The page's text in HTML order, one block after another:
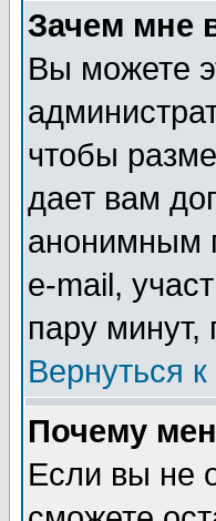
Зачем мне
Вы можете
чтобы
дает вам
анонимным
e-mail,
пару
Вернуться
Почему
Если вы не